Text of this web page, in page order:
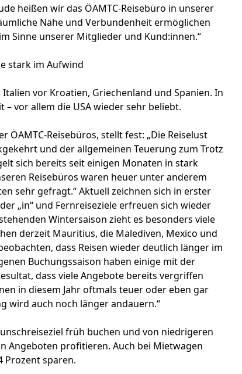
heißen wir das ÖAMTC-Reisebüro in unserer
Nähe und Verbundenheit ermöglichen
Sinne unserer Mitglieder und Kund:innen.“
stark im Aufwind
vor Kroatien, Griechenland und Spanien. In
vor allem die USA wieder sehr beliebt.
Reisebüros, stellt fest: „Die Reiselust
und der allgemeinen Teuerung zum Trotz
sich bereits seit einigen Monaten in stark
Reisebüros waren heuer unter anderem
sehr gefragt.“ Aktuell zeichnen sich in erster
„in“ und Fernreiseziele erfreuen sich wieder
Wintersaison zieht es besonders viele
derzeit Mauritius, die Malediven, Mexico und
dass Reisen wieder deutlich länger im
Buchungssaison haben einige mit der
dass viele Angebote bereits vergriffen
in diesem Jahr oftmals teuer oder eben gar
wird auch noch länger andauern.“
früh buchen und von niedrigeren
Angeboten profitieren. Auch bei Mietwagen
Prozent sparen.